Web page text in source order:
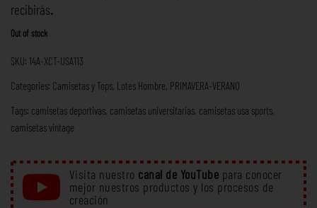
recibirás.
Out of stock
SKU: 14A-XCT-USA113
Categories: Camisetas y Tops Lotes Hombre PRIMAVERA-VERANO
Tags: camisetas deportivas camisetas universitarias camisetas usa sports
camisetas vintage
Visita nuestro canal de YouTube para conocer
mejor nuestros productos y los procesos de
creación